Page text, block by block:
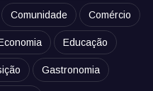
Comunidade Comércio
Educação
Gastronomia